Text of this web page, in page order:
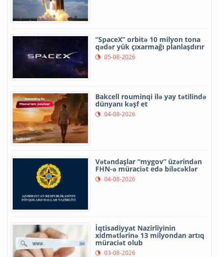
“SpaceX” orbitə 10 milyon tona
qədər yük çıxarmağı planlaşdırır
05-08-2026
Bakcell rouminqi ilə yay tətilində
dünyanı kəşf et
04-08-2026
Vətəndaşlar “mygov” üzərindən
FHN-ə müraciət edə biləcəklər
04-08-2026
İqtisadiyyat Nazirliyinin
xidmətlərinə 13 milyondan artıq
müraciət olub
03-08-2026